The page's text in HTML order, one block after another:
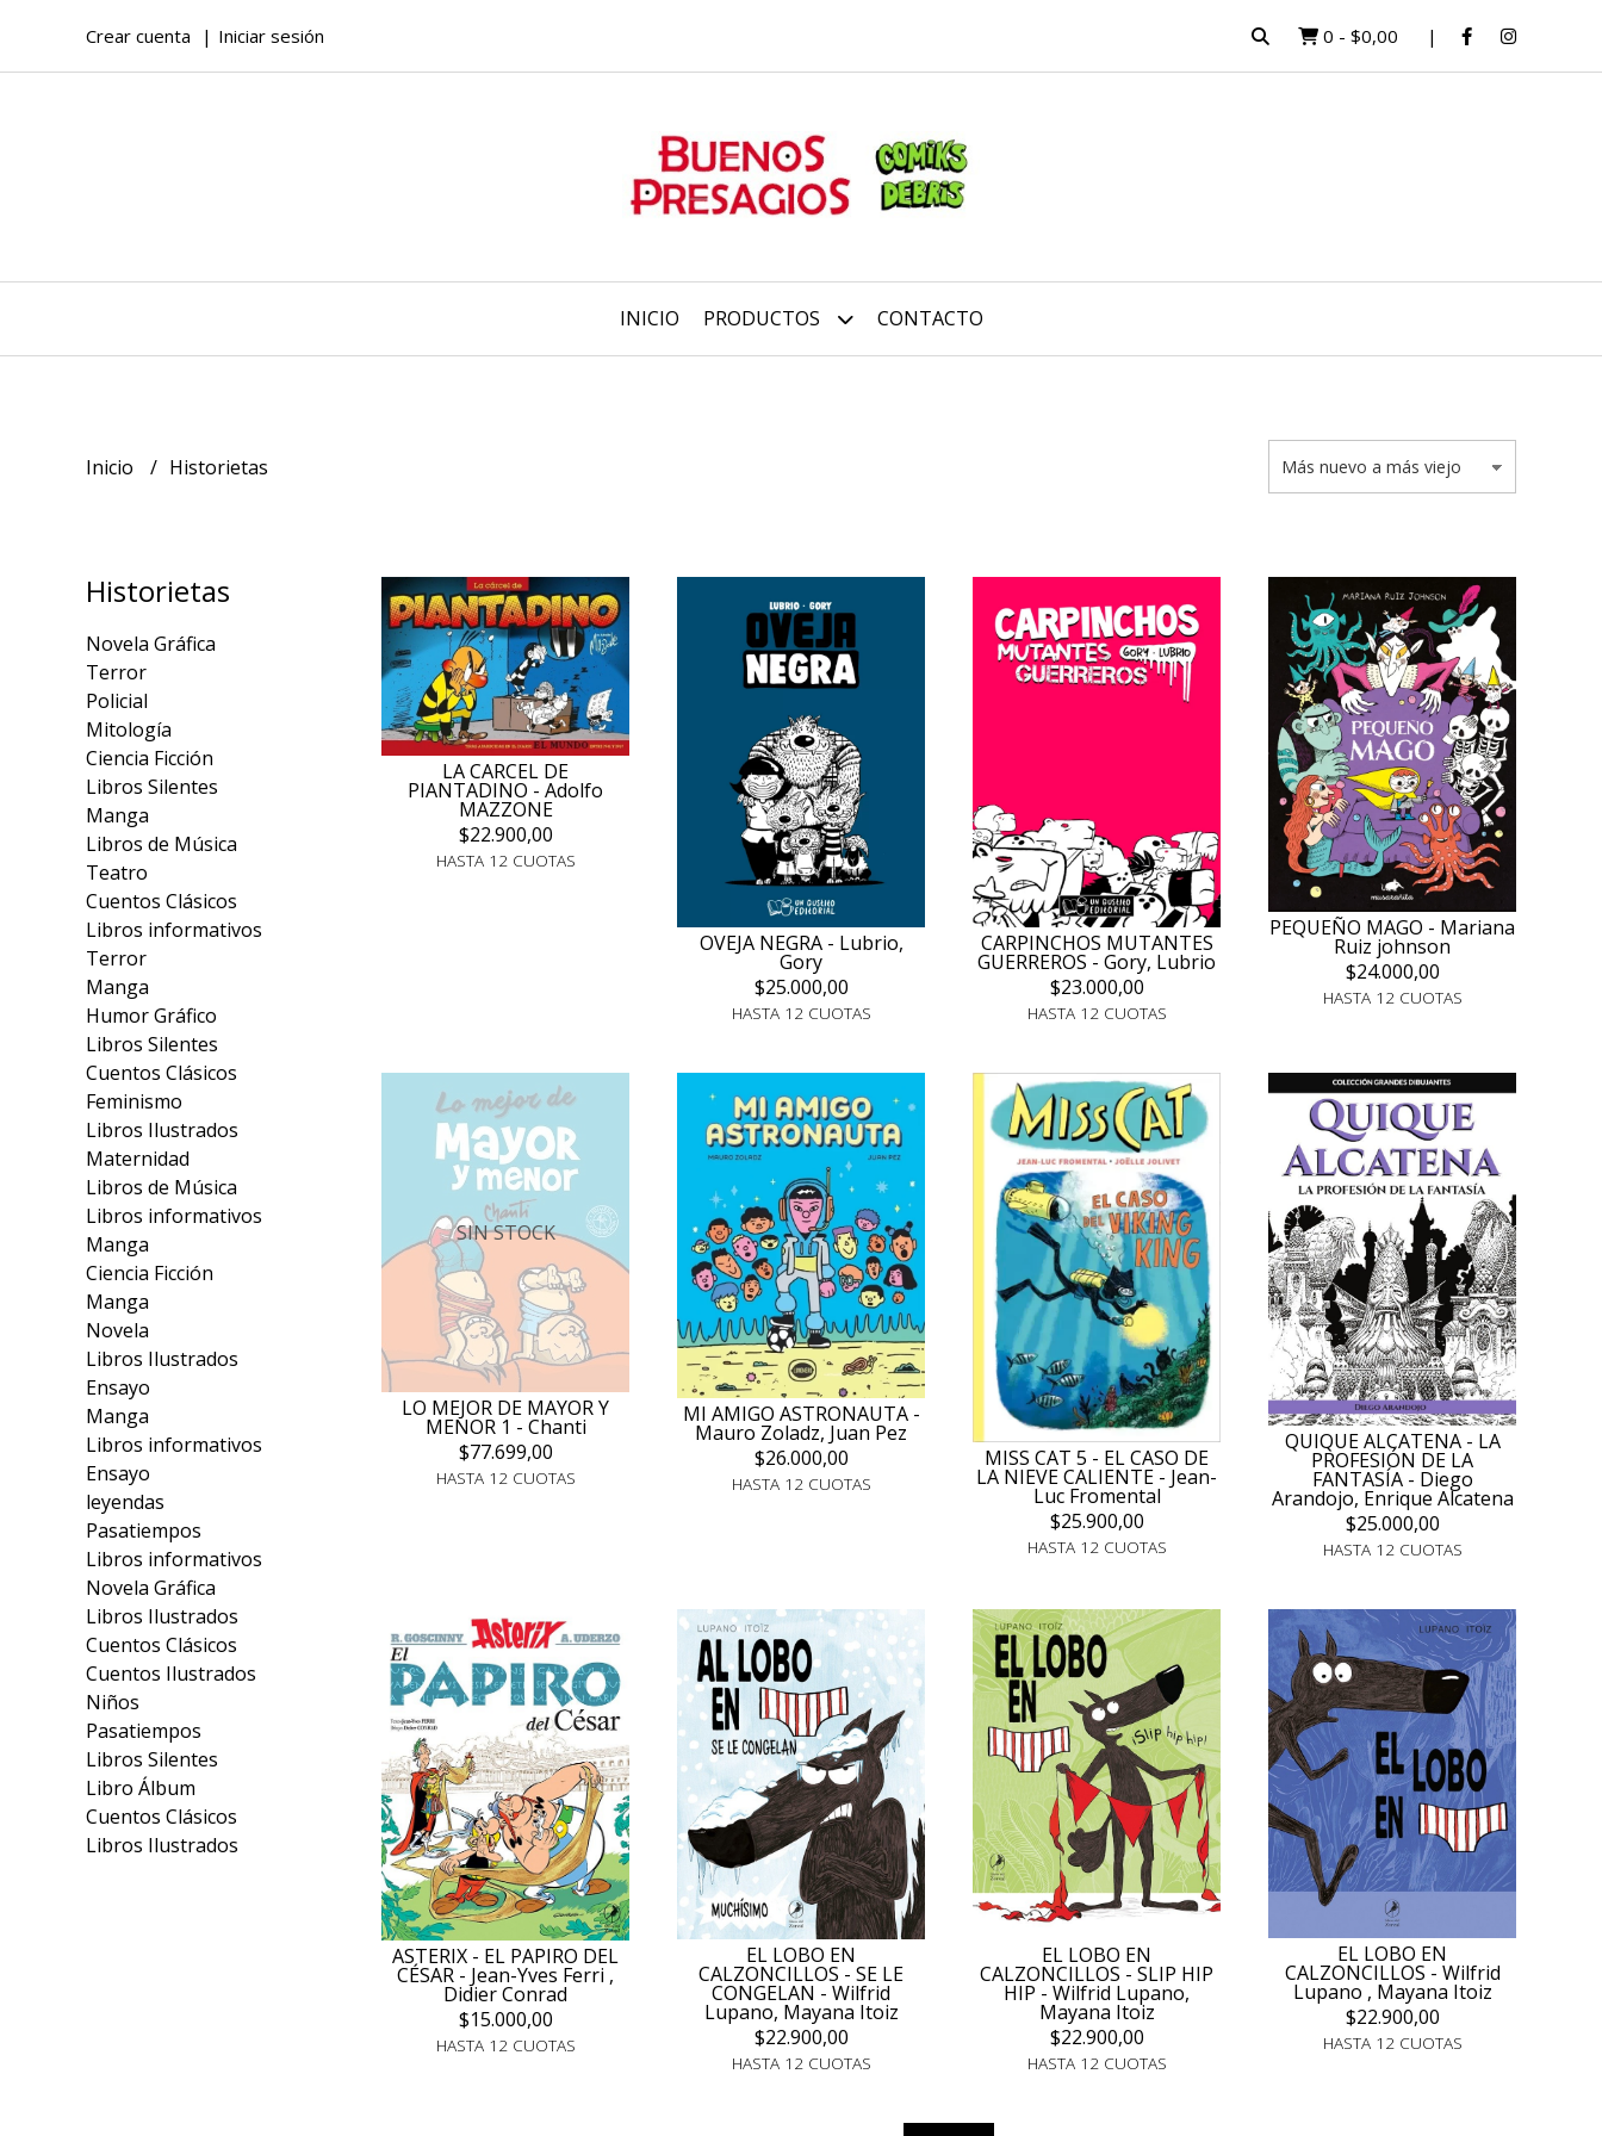
Crear cuenta Iniciar sesión 0 - $0,00
INICIO PRODUCTOS CONTACTO
Inicio Historietas
Historietas
Novela Gráfica
Terror
Policial
Mitología
Ciencia Ficción
Libros Silentes
Manga
Libros de Música
Teatro
Cuentos Clásicos
Libros informativos
Terror
Manga
Humor Gráfico
Libros Silentes
Cuentos Clásicos
Feminismo
Libros Ilustrados
Maternidad
Libros de Música
Libros informativos
Manga
Ciencia Ficción
Manga
Novela
Libros Ilustrados
Ensayo
Manga
Libros informativos
Ensayo
leyendas
Pasatiempos
Libros informativos
Novela Gráfica
Libros Ilustrados
Cuentos Clásicos
Cuentos Ilustrados
Niños
Pasatiempos
Libros Silentes
Libro Álbum
Cuentos Clásicos
Libros Ilustrados
LA CARCEL DE
PIANTADINO - Adolfo
MAZZONE
$22.900,00
HASTA 12 CUOTAS
OVEJA NEGRA - Lubrio,
Gory
$25.000,00
HASTA 12 CUOTAS
CARPINCHOS MUTANTES
GUERREROS - Gory, Lubrio
$23.000,00
HASTA 12 CUOTAS
PEQUEÑO MAGO - Mariana
Ruiz johnson
$24.000,00
HASTA 12 CUOTAS
SIN STOCK
LO MEJOR DE MAYOR Y
MENOR 1 - Chanti
$77.699,00
HASTA 12 CUOTAS
MI AMIGO ASTRONAUTA -
Mauro Zoladz, Juan Pez
$26.000,00
HASTA 12 CUOTAS
MISS CAT 5 - EL CASO DE
LA NIEVE CALIENTE - Jean-
Luc Fromental
$25.900,00
HASTA 12 CUOTAS
QUIQUE ALCATENA - LA
PROFESIÓN DE LA
FANTASÍA - Diego
Arandojo, Enrique Alcatena
$25.000,00
HASTA 12 CUOTAS
ASTERIX - EL PAPIRO DEL
CÉSAR - Jean-Yves Ferri ,
Didier Conrad
$15.000,00
HASTA 12 CUOTAS
EL LOBO EN
CALZONCILLOS - SE LE
CONGELAN - Wilfrid
Lupano, Mayana Itoiz
$22.900,00
HASTA 12 CUOTAS
EL LOBO EN
CALZONCILLOS - SLIP HIP
HIP - Wilfrid Lupano,
Mayana Itoiz
$22.900,00
HASTA 12 CUOTAS
EL LOBO EN
CALZONCILLOS - Wilfrid
Lupano , Mayana Itoiz
$22.900,00
HASTA 12 CUOTAS